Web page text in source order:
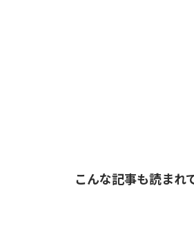
こんな記事も読まれ